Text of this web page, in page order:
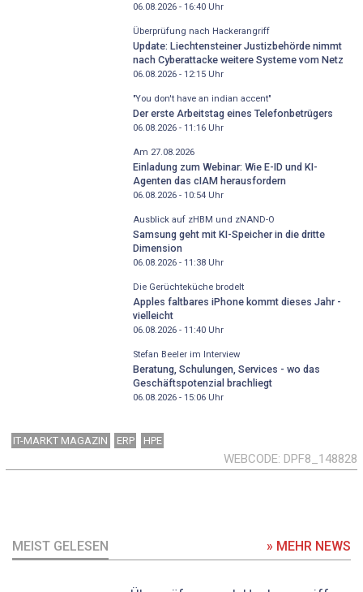
06.08.2026 - 16:40Uhr
Überprüfung nach Hackerangriff
Update: Liechtensteiner Justizbehörde nimmt
nach Cyberattacke weitere Systeme vom Netz
06.08.2026 - 12:15Uhr
"You don't have an indian accent"
Der erste Arbeitstag eines Telefonbetrügers
06.08.2026 - 11:16Uhr
Am 27.08.2026
Einladung zum Webinar: Wie E-ID und KI-
Agenten das cIAM herausfordern
06.08.2026 - 10:54Uhr
Ausblick auf zHBM und zNAND-O
Samsung geht mit KI-Speicher in die dritte
Dimension
06.08.2026 - 11:38Uhr
Die Gerüchteküche brodelt
Apples faltbares iPhone kommt dieses Jahr -
vielleicht
06.08.2026 - 11:40Uhr
Stefan Beeler im Interview
Beratung, Schulungen, Services - wo das
Geschäftspotenzial brachliegt
06.08.2026 - 15:06Uhr
IT-MARKT MAGAZIN ERP HPE
WEBCODE DPF8_148828
MEIST GELESEN » MEHR NEWS